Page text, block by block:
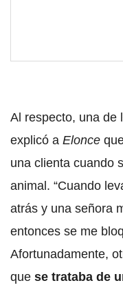
Al respecto, una de
explicó a Elonce
una clienta cuando
animal. “Cuando
atrás y una señora
entonces se me
Afortunadamente,
que se trataba de